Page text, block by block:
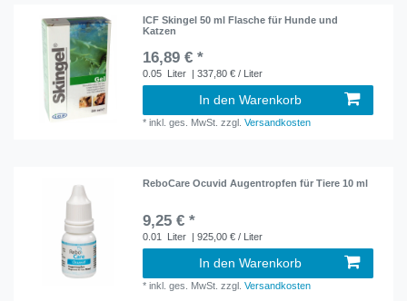
ICF Skingel 50 ml Flasche für Hunde und
Katzen
16,89 € *
0.05 Liter | 337,80 € / Liter
In den Warenkorb
*inkl. ges. MwSt. zzgl.Versandkosten
ReboCare Ocuvid Augentropfen für Tiere 10 ml
9,25 € *
0.01 Liter | 925,00 € / Liter
In den Warenkorb
*inkl. ges. MwSt. zzgl.Versandkosten